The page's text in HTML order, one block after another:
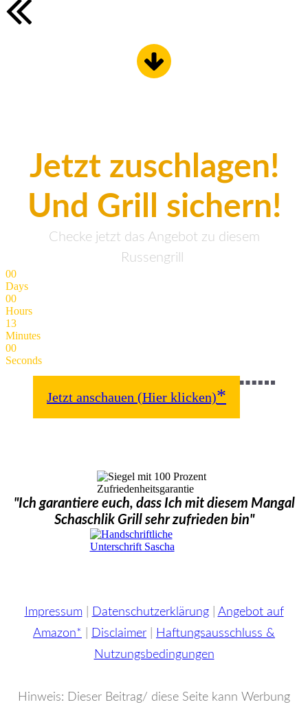
Jetzt zuschlagen!
Und Grill sichern!
Checke jetzt das Angebot zu diesem
Russengrill
00
Days
00
Hours
13
Minutes
00
Seconds
Jetzt anschauen (Hier klicken)*
"Ich garantiere euch, dass Ich mit diesem Mangal
Schaschlik Grill sehr zufrieden bin"
Impressum| Datenschutzerklärung| Angebot auf
Amazon*
Disclaimer
Haftungsausschluss &
Nutzungsbedingungen
Hinweis: Dieser Beitrag/ diese Seite kann Werbung